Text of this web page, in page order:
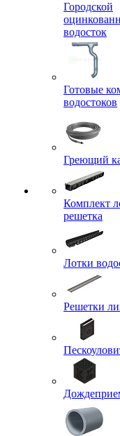
Городской
водосток
Готовые
водостоков
Греющий
Комплект
решетка
Лотки
Решетки